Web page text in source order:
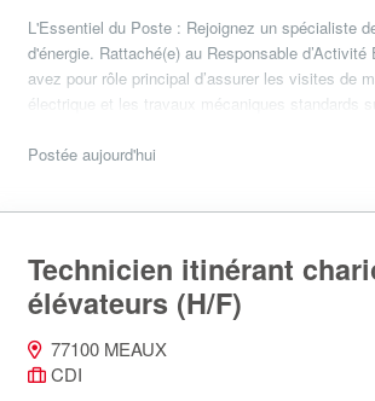
L'Essentiel du Poste : Rejoignez un spécialiste
d'énergie. Rattaché(e) au Responsable
avez pour rôle principal d’assurer les visites de
électrique et les travaux mécaniques standards
Postée aujourd'hui
Technicien itinérant
élévateurs (H/F)
77100 MEAUX
CDI